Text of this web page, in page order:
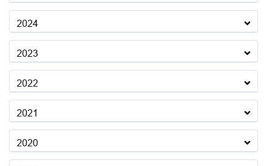
2024
2023
2022
2021
2020